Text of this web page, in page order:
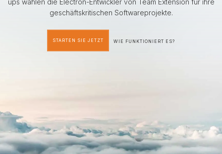
ups wählen die Electron-Entwickler von Team Extension für ihre
geschäftskritischen Softwareprojekte.
STARTEN SIE JETZT WIE FUNKTIONIERT ES?